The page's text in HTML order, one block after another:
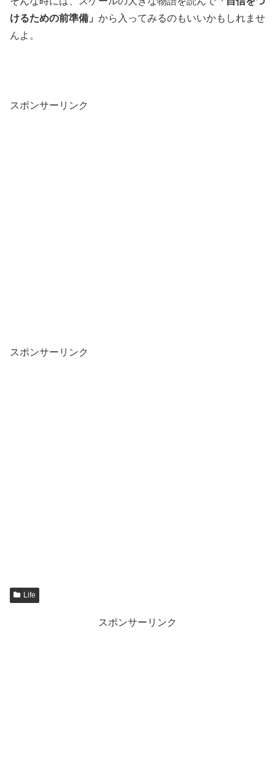
けるための前準備」 から入ってみるのもいいかもしれませ
んよ。
スポンサーリンク
スポンサーリンク
Life
スポンサーリンク